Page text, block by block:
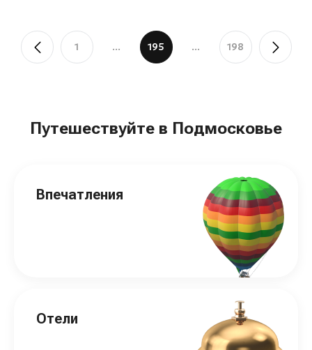
1 ... 195 ... 198
Путешествуйте в Подмосковье
Впечатления
Отели